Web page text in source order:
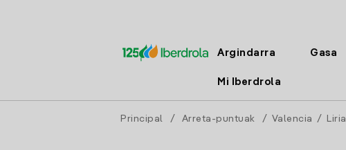
Argindarra Gasa
Mi Iberdrola
Principal / Arreta-puntuak / Valencia / Liria